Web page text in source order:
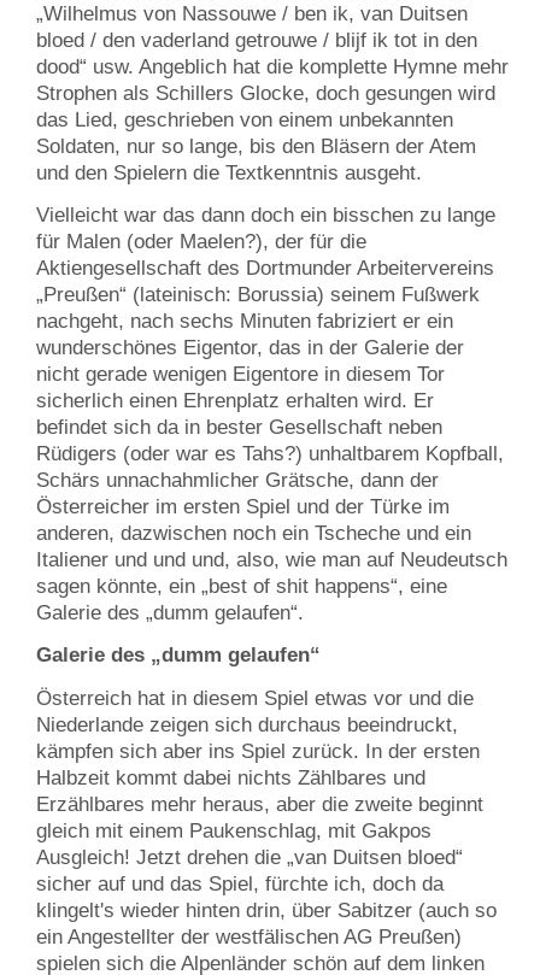
„Wilhelmus von Nassouwe / ben ik, van Duitsen
bloed / den vaderland getrouwe / blijf ik tot in den
dood“ usw. Angeblich hat die komplette Hymne mehr
Strophen als Schillers Glocke, doch gesungen wird
das Lied, geschrieben von einem unbekannten
Soldaten, nur so lange, bis den Bläsern der Atem
und den Spielern die Textkenntnis ausgeht.
Vielleicht war das dann doch ein bisschen zu lange
für Malen (oder Maelen?), der für die
Aktiengesellschaft des Dortmunder Arbeitervereins
„Preußen“ (lateinisch: Borussia) seinem Fußwerk
nachgeht, nach sechs Minuten fabriziert er ein
wunderschönes Eigentor, das in der Galerie der
nicht gerade wenigen Eigentore in diesem Tor
sicherlich einen Ehrenplatz erhalten wird. Er
befindet sich da in bester Gesellschaft neben
Rüdigers (oder war es Tahs?) unhaltbarem Kopfball,
Schärs unnachahmlicher Grätsche, dann der
Österreicher im ersten Spiel und der Türke im
anderen, dazwischen noch ein Tscheche und ein
Italiener und und und, also, wie man auf Neudeutsch
sagen könnte, ein „best of shit happens“, eine
Galerie des „dumm gelaufen“.
Galerie des „dumm gelaufen“
Österreich hat in diesem Spiel etwas vor und die
Niederlande zeigen sich durchaus beeindruckt,
kämpfen sich aber ins Spiel zurück. In der ersten
Halbzeit kommt dabei nichts Zählbares und
Erzählbares mehr heraus, aber die zweite beginnt
gleich mit einem Paukenschlag, mit Gakpos
Ausgleich! Jetzt drehen die „van Duitsen bloed“
sicher auf und das Spiel, fürchte ich, doch da
klingelt's wieder hinten drin, über Sabitzer (auch so
ein Angestellter der westfälischen AG Preußen)
spielen sich die Alpenländer schön auf dem linken